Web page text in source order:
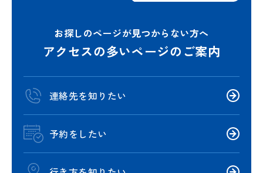
お探しのページが見つからない方へ
アクセスの多いページのご案内
連絡先を知りたい
予約をしたい